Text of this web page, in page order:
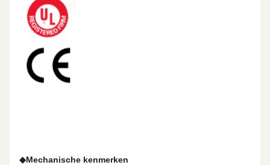
◆Mechanische kenmerken